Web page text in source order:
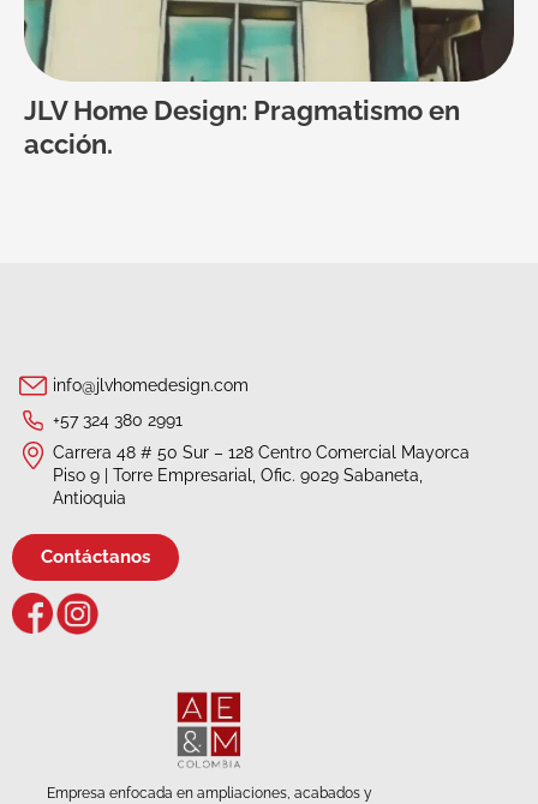
JLV Home Design: Pragmatismo en
acción.
info@jlvhomedesign.com
+57 324 380 2991
Carrera 48 # 50 Sur – 128 Centro Comercial Mayorca
Piso 9 | Torre Empresarial, Ofic. 9029 Sabaneta,
Antioquia
Contáctanos
Empresa enfocada en ampliaciones, acabados y